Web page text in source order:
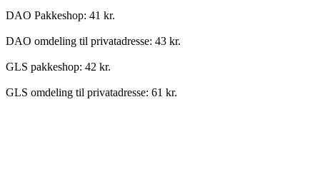
DAO Pakkeshop: 41 kr.
DAO omdeling til privatadresse: 43 kr.
GLS pakkeshop: 42 kr.
GLS omdeling til privatadresse: 61 kr.